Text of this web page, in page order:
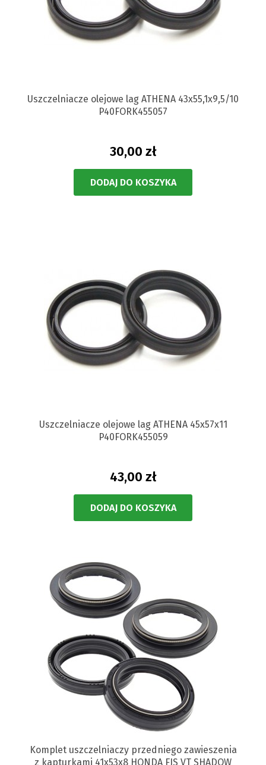
Uszczelniacze olejowe lag ATHENA 43x55,1x9,5/10
P40FORK455057
30,00 zł
DODAJ DO KOSZYKA
Uszczelniacze olejowe lag ATHENA 45x57x11
P40FORK455059
43,00 zł
DODAJ DO KOSZYKA
Komplet uszczelniaczy przedniego zawieszenia
z kapturkami 41x53x8 HONDA FJS VT SHADOW